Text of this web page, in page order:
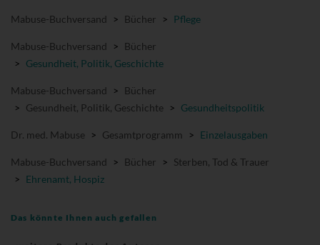
Mabuse-Buchversand > Bücher > Pflege
Mabuse-Buchversand > Bücher
> Gesundheit, Politik, Geschichte
Mabuse-Buchversand > Bücher
> Gesundheit, Politik, Geschichte > Gesundheitspolitik
Dr. med. Mabuse > Gesamtprogramm > Einzelausgaben
Mabuse-Buchversand > Bücher > Sterben, Tod & Trauer
> Ehrenamt, Hospiz
Das könnte Ihnen auch gefallen